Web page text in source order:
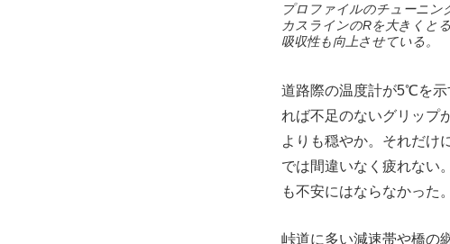
プロファイルのチューニン
カスラインのRを大きくと
吸収性も向上させている。
道路際の温度計が5℃を示
れば不足のないグリップ
よりも穏やか。それだけ
では間違いなく疲れない
も不安にはならなかった。
峠道に多い減速帯や橋の